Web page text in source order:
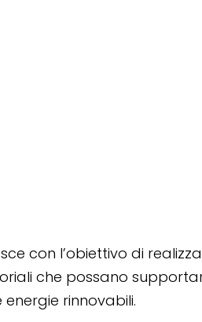
con l’obiettivo di
che possano
rinnovabili.